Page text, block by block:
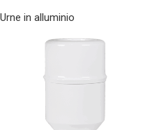
Urne in alluminio